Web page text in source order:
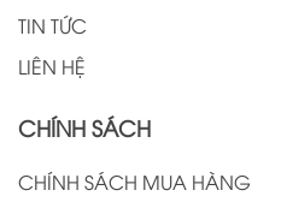
TIN TỨC
LIÊN HỆ
CHÍNH SÁCH
CHÍNH SÁCH MUA HÀNG